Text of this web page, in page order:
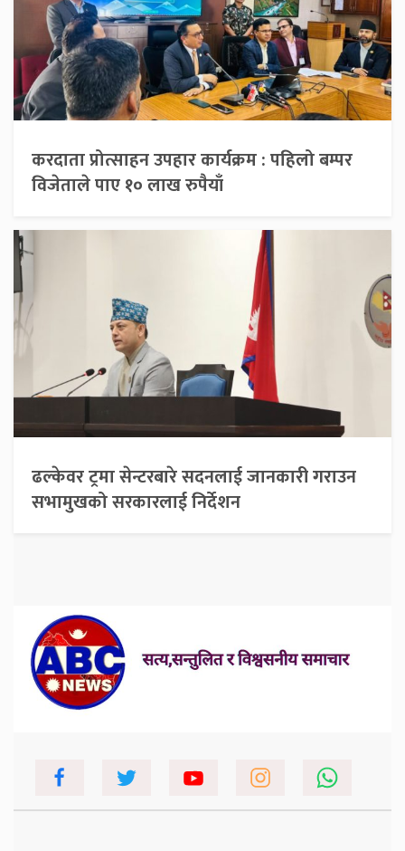
करदाता प्रोत्साहन उपहार कार्यक्रम : पहिलो बम्पर
विजेताले पाए १० लाख रुपैयाँ
ढल्केवर ट्रमा सेन्टरबारे सदनलाई जानकारी गराउन
सभामुखको सरकारलाई निर्देशन